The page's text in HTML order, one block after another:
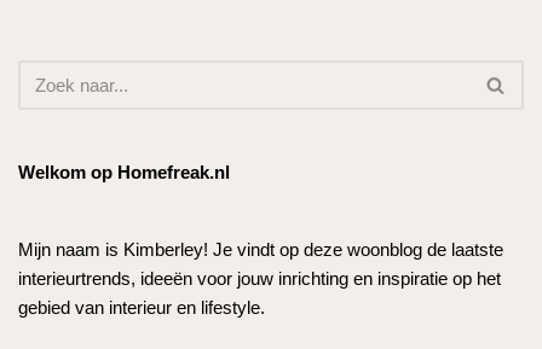
Welkom op Homefreak.nl
Mijn naam is Kimberley! Je vindt op deze woonblog de laatste
interieurtrends, ideeën voor jouw inrichting en inspiratie op het
gebied van interieur en lifestyle.